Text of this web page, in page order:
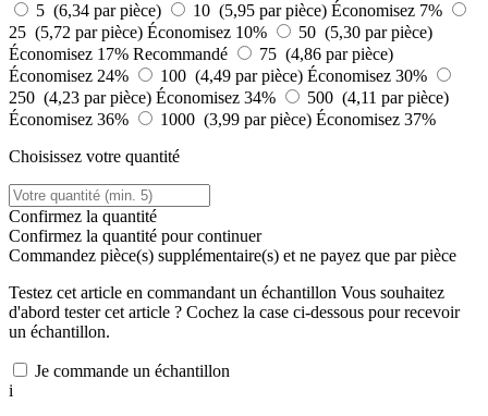
5 (6,34 par pièce)
10 (5,95 par pièce) Économisez 7%
25 (5,72 par pièce) Économisez 10%
50 (5,30 par pièce)
Économisez 17% Recommandé
75 (4,86 par pièce)
Économisez 24%
100 (4,49 par pièce) Économisez 30%
250 (4,23 par pièce) Économisez 34%
500 (4,11 par pièce)
Économisez 36%
1000 (3,99 par pièce) Économisez 37%
Choisissez votre quantité
Confirmez la quantité
Confirmez la quantité pour continuer
Commandez pièce(s) supplémentaire(s) et ne payez que par pièce
Testez cet article en commandant un échantillon Vous souhaitez
d'abord tester cet article ? Cochez la case ci-dessous pour recevoir
un échantillon.
Je commande un échantillon
i